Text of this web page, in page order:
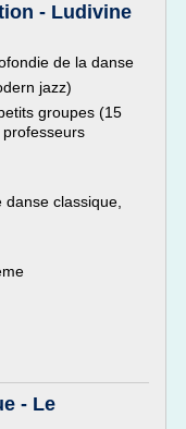
- Ludivine
de la danse
jazz)
groupes (15
classique,
- Le